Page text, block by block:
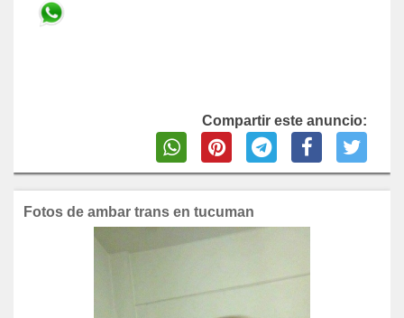
Compartir este anuncio:
Fotos de ambar trans en tucuman